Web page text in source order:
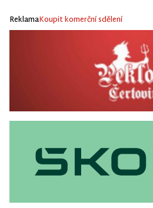
ReklamaKoupit komerční sdělení